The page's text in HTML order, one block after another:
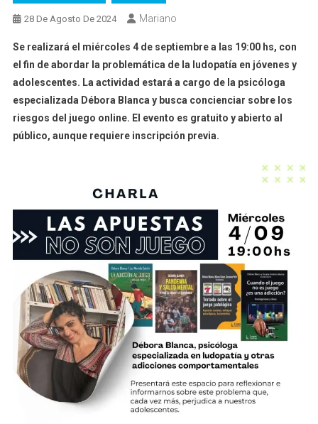
28 De Agosto De 2024 Mariano
Se realizará el miércoles 4 de septiembre a las 19:00 hs, con
el fin de abordar la problemática de la ludopatía en jóvenes y
adolescentes. La actividad estará a cargo de la psicóloga
especializada Débora Blanca y busca concienciar sobre los
riesgos del juego online. El evento es gratuito y abierto al
público, aunque requiere inscripción previa.